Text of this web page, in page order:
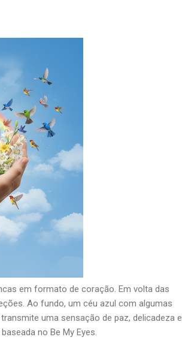
em formato de coração. Em volta das
Ao fundo, um céu azul com algumas
uma sensação de paz, delicadeza e
no Be My Eyes.